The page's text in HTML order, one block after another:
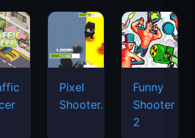
Pixel
Shooter.IO
Funny
Shooter
2